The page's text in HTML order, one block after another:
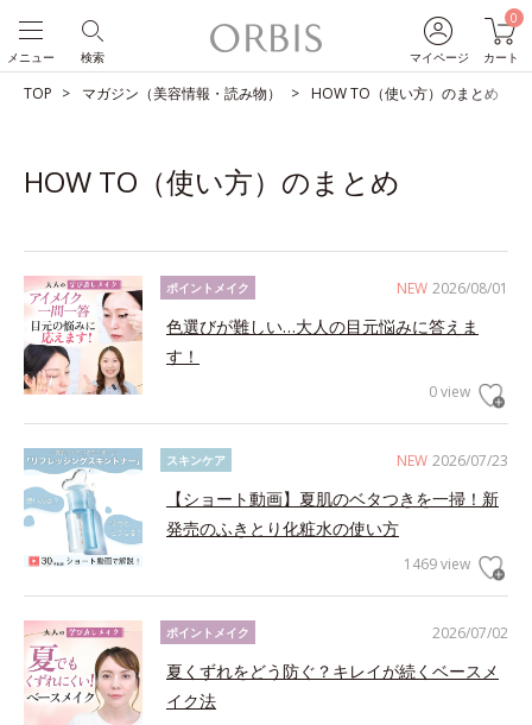
マイページ
0
カート
検索
メニュー
TOP マガジン（美容情報・読み物） HOW TO（使い方）のまとめ
HOW TO（使い方）のまとめ
NEW 2026/08/01
ポイントメイク
色選びが難しい…大人の目元悩みに答えま
す！
0 view
NEW 2026/07/23
スキンケア
【ショート動画】夏肌のベタつきを一掃！新
発売のふきとり化粧水の使い方
1469 view
2026/07/02
ポイントメイク
夏くずれをどう防ぐ？キレイが続くベースメ
イク法